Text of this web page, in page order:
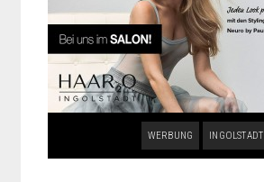
WERBUNG INGOLSTADT